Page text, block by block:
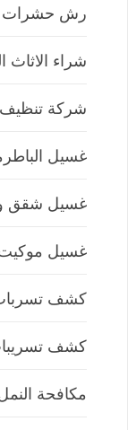
رش حشرات
شراء الاثاث
شركة تنظيف
غسيل
غسيل شقق
غسيل
كشف تسربات
كشف تسريبات
مكافحة